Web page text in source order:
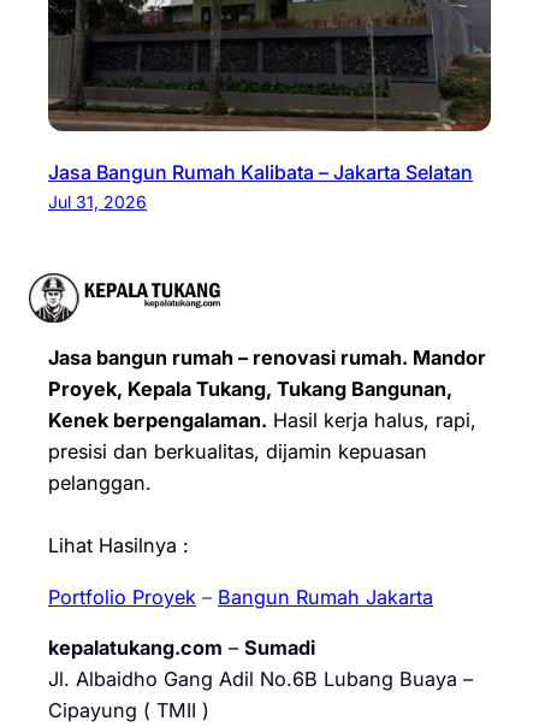
Jasa Bangun Rumah Kalibata – Jakarta Selatan
Jul 31, 2026
Jasa bangun rumah – renovasi rumah. Mandor
Proyek, Kepala Tukang, Tukang Bangunan,
Kenek berpengalaman. Hasil kerja halus, rapi,
presisi dan berkualitas, dijamin kepuasan
pelanggan.
Lihat Hasilnya :
Portfolio Proyek – Bangun Rumah Jakarta
kepalatukang.com – Sumadi
Jl. Albaidho Gang Adil No.6B Lubang Buaya –
Cipayung ( TMII )